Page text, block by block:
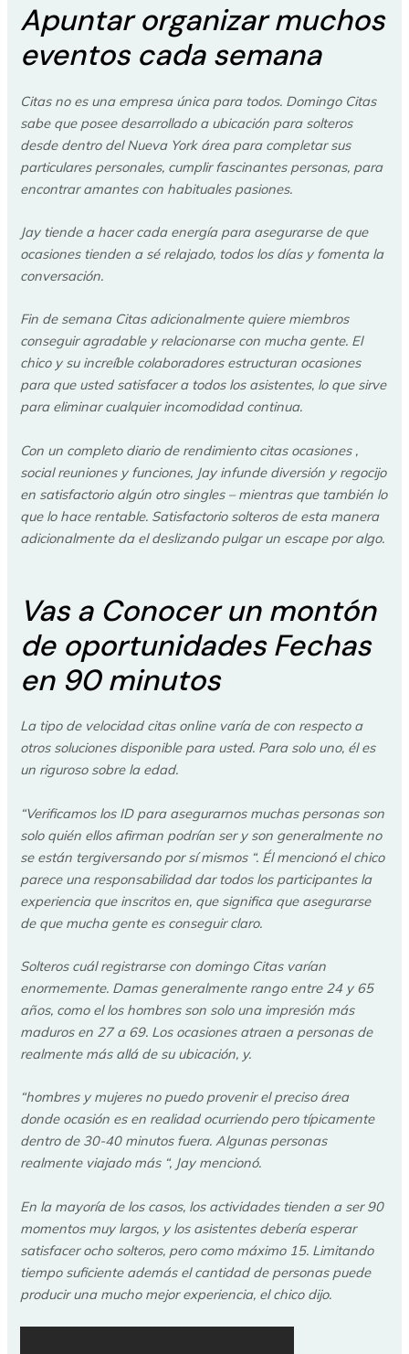
Apuntar organizar muchos
eventos cada semana
Citas no es una empresa única para todos. Domingo Citas
sabe que posee desarrollado a ubicación para solteros
desde dentro del Nueva York área para completar sus
particulares personales, cumplir fascinantes personas, para
encontrar amantes con habituales pasiones.
Jay tiende a hacer cada energía para asegurarse de que
ocasiones tienden a sé relajado, todos los días y fomenta la
conversación.
Fin de semana Citas adicionalmente quiere miembros
conseguir agradable y relacionarse con mucha gente. El
chico y su increíble colaboradores estructuran ocasiones
para que usted satisfacer a todos los asistentes, lo que sirve
para eliminar cualquier incomodidad continua.
Con un completo diario de rendimiento citas ocasiones ,
social reuniones y funciones, Jay infunde diversión y regocijo
en satisfactorio algún otro singles – mientras que también lo
que lo hace rentable. Satisfactorio solteros de esta manera
adicionalmente da el deslizando pulgar un escape por algo.
Vas a Conocer un montón
de oportunidades Fechas
en 90 minutos
La tipo de velocidad citas online varía de con respecto a
otros soluciones disponible para usted. Para solo uno, él es
un riguroso sobre la edad.
“Verificamos los ID para asegurarnos muchas personas son
solo quién ellos afirman podrían ser y son generalmente no
se están tergiversando por sí mismos “. Él mencionó el chico
parece una responsabilidad dar todos los participantes la
experiencia que inscritos en, que significa que asegurarse
de que mucha gente es conseguir claro.
Solteros cuál registrarse con domingo Citas varían
enormemente. Damas generalmente rango entre 24 y 65
años, como el los hombres son solo una impresión más
maduros en 27 a 69. Los ocasiones atraen a personas de
realmente más allá de su ubicación, y.
“hombres y mujeres no puedo provenir el preciso área
donde ocasión es en realidad ocurriendo pero típicamente
dentro de 30-40 minutos fuera. Algunas personas
realmente viajado más “, Jay mencionó.
En la mayoría de los casos, los actividades tienden a ser 90
momentos muy largos, y los asistentes debería esperar
satisfacer ocho solteros, pero como máximo 15. Limitando
tiempo suficiente además el cantidad de personas puede
producir una mucho mejor experiencia, el chico dijo.